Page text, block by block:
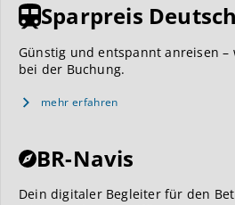
Sparpreis
Günstig und entspannt anreisen
bei der Buchung.
mehr erfahren
BR-Navis
Dein digitaler Begleiter für den